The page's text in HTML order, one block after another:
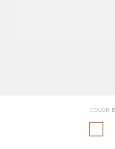
COLOR: